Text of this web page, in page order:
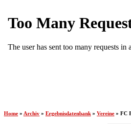
Home » Archiv » Ergebnisdatenbank » Vereine » FC